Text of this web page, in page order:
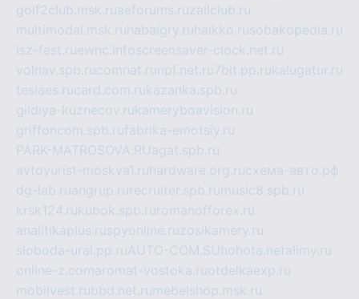
golf2club.msk.ruaeforums.ruzallclub.ru
multimodal.msk.ru habaigry.ru haikko.rusobakopedia.ru
isz-fest.ruewnc.infoscreensaver-clock.net.ru
volnav.spb.rucomnat.ru npf.net.ru 7bit.pp.rukalugatur.ru
tesiaes.rucard.com.rukazanka.spb.ru
gildiya-kuznecov.rukameryboavision.ru
griffoncom.spb.rufabrika-emotsiy.ru
PARK-MATROSOVA.RUagat.spb.ru
avtoyurist-moskva1.ru hardware.org.ruсхема-авто.рф
dg-lab.ruangrup.ru recruiter.spb.ru music8.spb.ru
krsk124.rukubok.spb.ru romanofforex.ru
analitikaplus.ruspyonline.ruzosikamery.ru
sloboda-ural.pp.ruAUTO-COM.SU hohota.net alimy.ru
online-z.comaromat-vostoka.ruotdelkaexp.ru
mobilvest.rubbd.net.ru mebelshop.msk.ru